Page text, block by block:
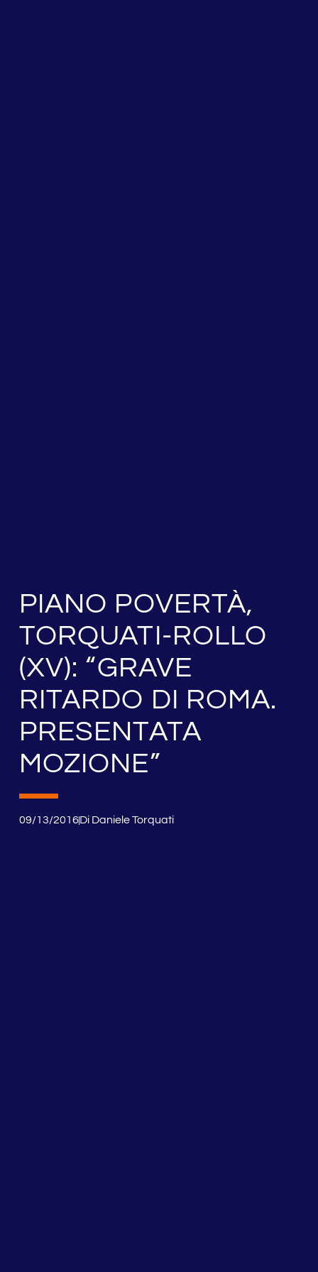
PIANO POVERTÀ,
TORQUATI-ROLLO
(XV): “GRAVE
RITARDO DI ROMA.
PRESENTATA
MOZIONE”
09/13/2016DiDaniele Torquati